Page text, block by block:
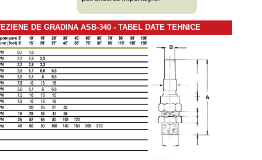
DE GRADINA ASB-340 - TABEL DATE TEHNICE